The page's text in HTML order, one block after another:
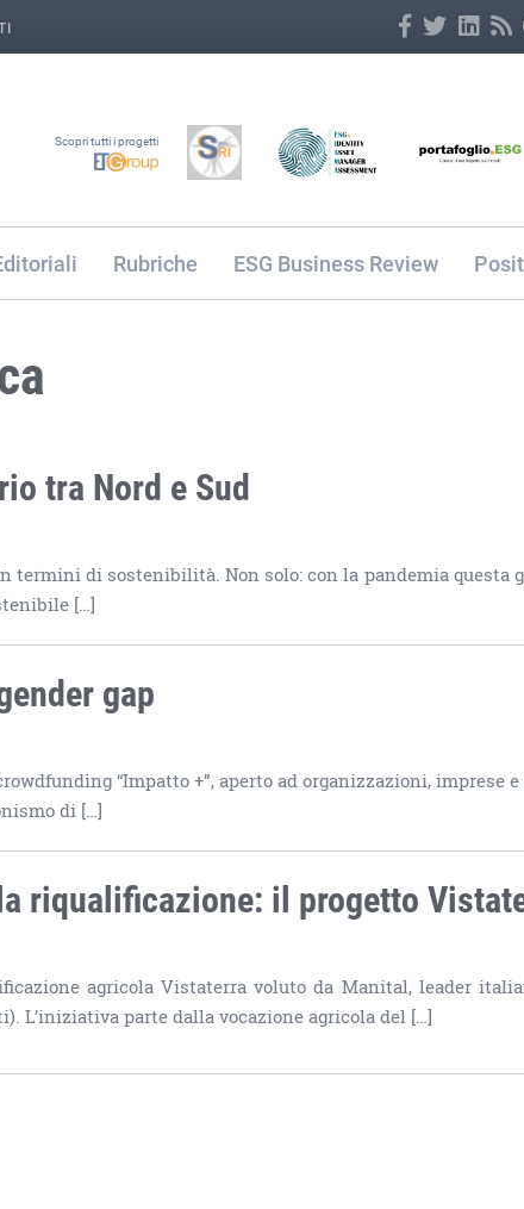
Scopri tutti i progetti
Rubriche ESG Business Review
tra Nord e Sud
termini di sostenibilità. Non solo: con la pandemia questa
[…]
gap
“Impatto +”, aperto ad organizzazioni, imprese
di […]
riqualificazione: il progetto
agricola Vistaterra voluto da Manital, leader
L’iniziativa parte dalla vocazione agricola del […]